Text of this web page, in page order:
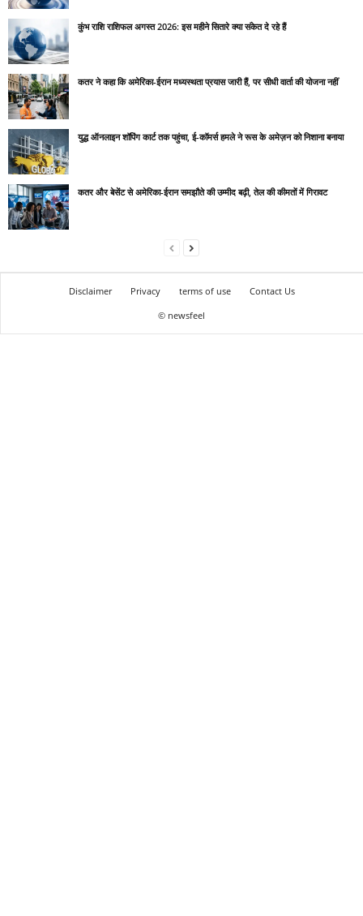
कुंभ राशि राशिफल अगस्त 2026: इस महीने सितारे क्या संकेत दे रहे हैं
कतर ने कहा कि अमेरिका-ईरान मध्यस्थता प्रयास जारी हैं, पर सीधी वार्ता की योजना नहीं
युद्ध ऑनलाइन शॉपिंग कार्ट तक पहुंचा, ई-कॉमर्स हमले ने रूस के अमेज़न को निशाना बनाया
कतर और बेसेंट से अमेरिका-ईरान समझौते की उम्मीद बढ़ी, तेल की कीमतों में गिरावट
Disclaimer Privacy terms of use
Contact Us
© newsfeel